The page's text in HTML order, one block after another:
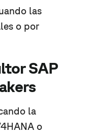
las
o por
SAP
la
o